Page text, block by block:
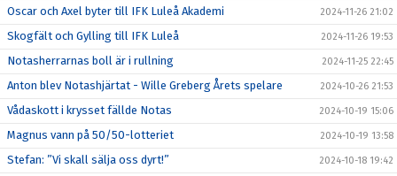
Oscar och Axel byter till IFK Luleå Akademi 2024-11-26 21:02
Skogfält och Gylling till IFK Luleå 2024-11-26 19:53
Notasherrarnas boll är i rullning 2024-11-25 22:45
Anton blev Notashjärtat - Wille Greberg Årets spelare 2024-10-26 21:53
Vådaskott i krysset fällde Notas 2024-10-19 15:06
Magnus vann på 50/50-lotteriet 2024-10-19 13:58
Stefan: ”Vi skall sälja oss dyrt!” 2024-10-18 19:42